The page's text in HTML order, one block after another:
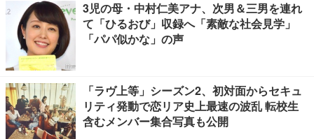
3児の母・中村仁美アナ、次男＆三男を連れ
て「ひるおび」収録へ「素敵な社会見学」
「パパ似かな」の声
「ラヴ上等」シーズン2、初対面からセキュ
リティ発動で恋リア史上最速の波乱 転校生
含むメンバー集合写真も公開